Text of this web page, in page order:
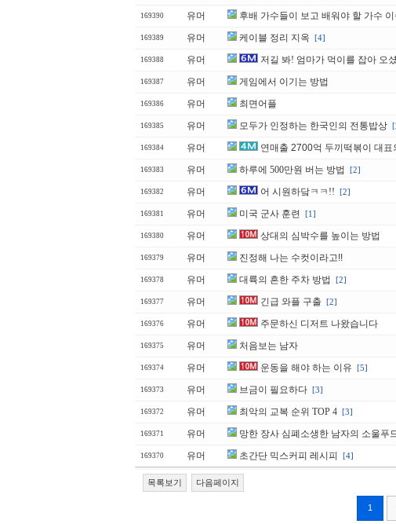
169390 유머 후배 가수들이 보고 배워야 할 가수
169389 유머 케이블 정리 지옥 [4]
169388 유머 저길 봐! 엄마가 먹이를 잡아 오
169387 유머 게임에서 이기는 방법
169386 유머 최면어플
169385 유머 모두가 인정하는 한국인의 전통밥상
169384 유머 연매출 2700억 두끼떡볶이 대표
169383 유머 하루에 500만원 버는 방법 [2]
169382 유머 어 시원하닼ㅋㅋ!! [2]
169381 유머 미국 군사 훈련 [1]
169380 유머 상대의 심박수를 높이는 방법
169379 유머 진정해 나는 수컷이라고!!
169378 유머 대륙의 흔한 주차 방법 [2]
169377 유머 긴급 와플 구출 [2]
169376 유머 주문하신 디저트 나왔습니다
169375 유머 처음보는 남자
169374 유머 운동을 해야 하는 이유 [5]
169373 유머 브금이 필요하다 [3]
169372 유머 최악의 교복 순위 TOP 4 [3]
169371 유머 망한 장사 심폐소생한 남자의 소울푸
169370 유머 초간단 믹스커피 레시피 [4]
목록보기 다음페이지
1